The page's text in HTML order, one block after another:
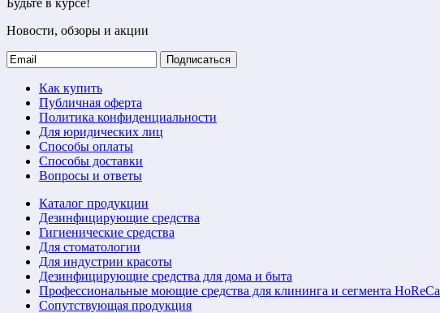
Будьте в курсе!
Новости, обзоры и акции
Подписаться
Как купить
Публичная оферта
Политика конфиденциальности
Для юридических лиц
Способы оплаты
Способы доставки
Вопросы и ответы
Каталог продукции
Дезинфицирующие средства
Гигиенические средства
Для стоматологии
Для индустрии красоты
Дезинфицирующие средства для дома и быта
Профессиональные моющие средства для клининга и сегмента HoReCa
Сопутствующая продукция